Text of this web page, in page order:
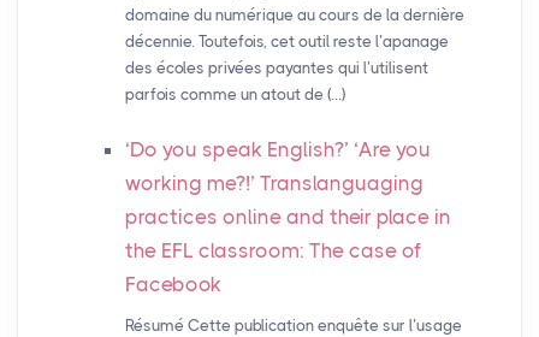
domaine du numérique au cours de la dernière
décennie. Toutefois, cet outil reste l’apanage
des écoles privées payantes qui l’utilisent
parfois comme un atout de (…)
‘Do you speak English?’ ‘Are you
working me?!’ Translanguaging
practices online and their place in
the EFL classroom: The case of
Facebook
Résumé Cette publication enquête sur l’usage